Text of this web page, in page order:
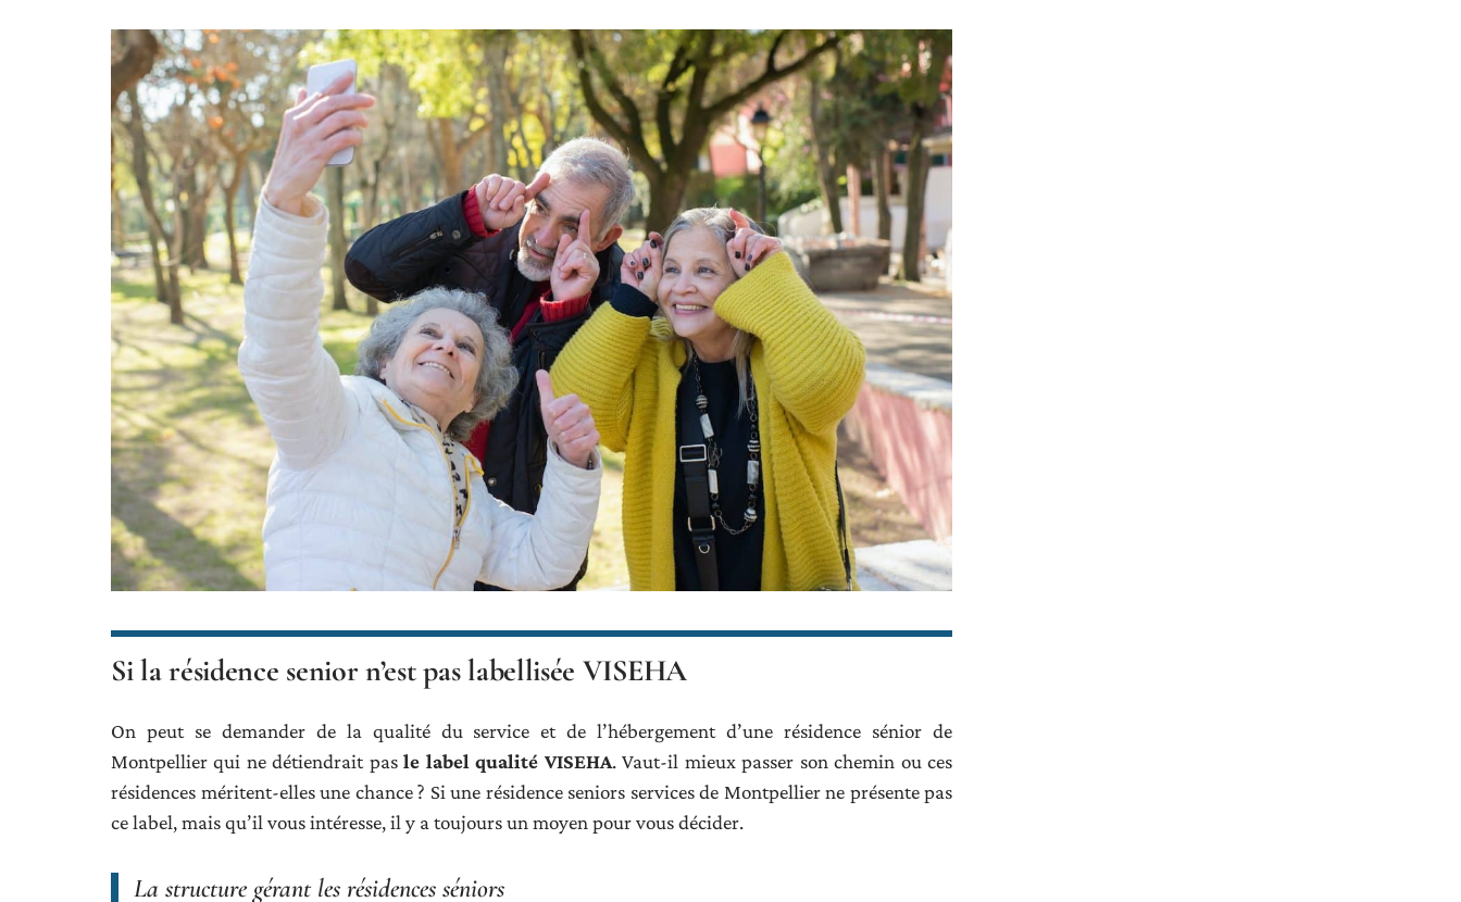
Si la résidence senior n’est pas labellisée VISEHA
On peut se demander de la qualité du service et de l’hébergement d’une résidence sénior de
Montpellier qui ne détiendrait pasle label qualité VISEHA. Vaut-il mieux passer son chemin ou ces
résidences méritent-elles une chance ? Si une résidence seniors services de Montpellier ne présente pas
ce label, mais qu’il vous intéresse, il y a toujours un moyen pour vous décider.
La structure gérant les résidences séniors